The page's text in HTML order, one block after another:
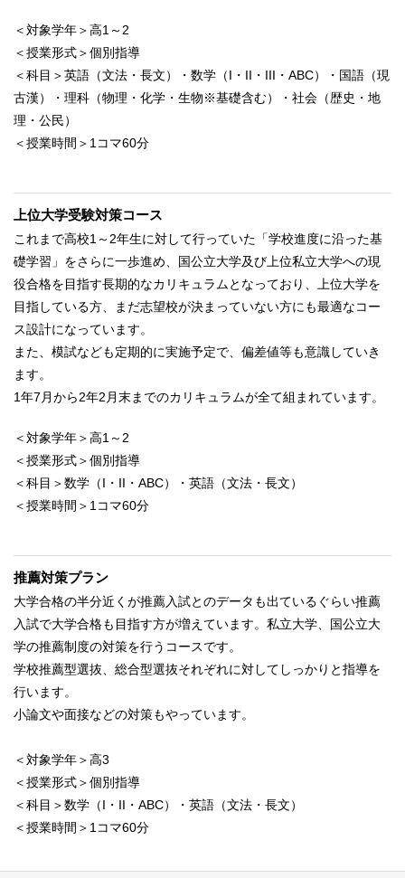
＜対象学年＞高1～2
＜授業形式＞個別指導
＜科目＞英語（文法・長文）・数学（I・II・III・ABC）・国語（現
古漢）・理科（物理・化学・生物※基礎含む）・社会（歴史・地
理・公民）
＜授業時間＞1コマ60分
上位大学受験対策コース
これまで高校1～2年生に対して行っていた「学校進度に沿った基
礎学習」をさらに一歩進め、国公立大学及び上位私立大学への現
役合格を目指す長期的なカリキュラムとなっており、上位大学を
目指している方、まだ志望校が決まっていない方にも最適なコー
ス設計になっています。
また、模試なども定期的に実施予定で、偏差値等も意識していき
ます。
1年7月から2年2月末までのカリキュラムが全て組まれています。
＜対象学年＞高1～2
＜授業形式＞個別指導
＜科目＞数学（I・II・ABC）・英語（文法・長文）
＜授業時間＞1コマ60分
推薦対策プラン
大学合格の半分近くが推薦入試とのデータも出ているぐらい推薦
入試で大学合格も目指す方が増えています。私立大学、国公立大
学の推薦制度の対策を行うコースです。
学校推薦型選抜、総合型選抜それぞれに対してしっかりと指導を
行います。
小論文や面接などの対策もやっています。
＜対象学年＞高3
＜授業形式＞個別指導
＜科目＞数学（I・II・ABC）・英語（文法・長文）
＜授業時間＞1コマ60分